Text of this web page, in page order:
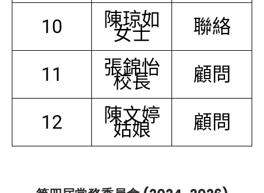
10 陳琼如
女士 聯絡
11 張錦怡
校長 顧問
12 陳文婷
姑娘 顧問